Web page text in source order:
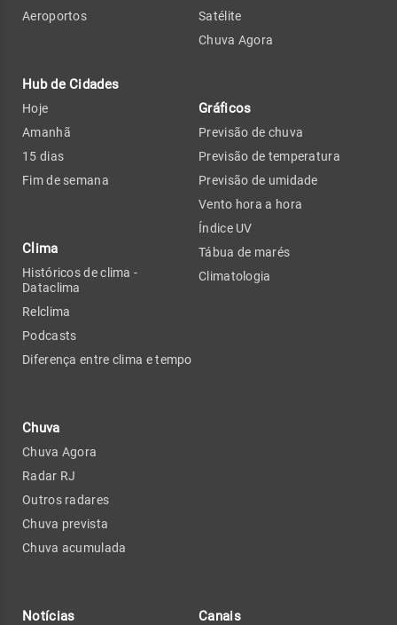
Aeroportos
Hub de Cidades
Hoje
Amanhã
15 dias
Fim de semana
Clima
Históricos de clima -
Dataclima
Relclima
Podcasts
Diferença entre clima e tempo
Chuva
Chuva Agora
Radar RJ
Outros radares
Chuva prevista
Chuva acumulada
Satélite
Chuva Agora
Gráficos
Previsão de chuva
Previsão de temperatura
Previsão de umidade
Vento hora a hora
Índice UV
Tábua de marés
Climatologia
Notícias Canais